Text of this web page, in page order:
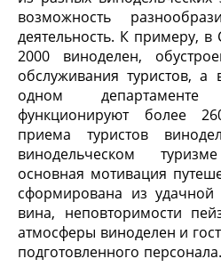
возможность
деятельность. К примеру,
2000 виноделен,
обслуживания туристов,
одном
функционируют более
приема туристов
винодельческом
основная мотивация
сформирована из удачной
вина, неповторимости
атмосферы виноделен и
подготовленного